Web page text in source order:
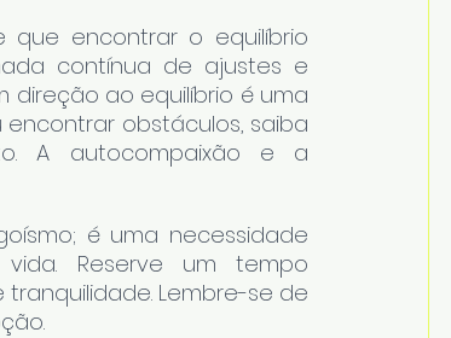
que encontrar o equilíbrio
contínua de ajustes e
direção ao equilíbrio é uma
obstáculos, saiba
A autocompaixão e a
é uma necessidade
Reserve um tempo
Lembre-se de